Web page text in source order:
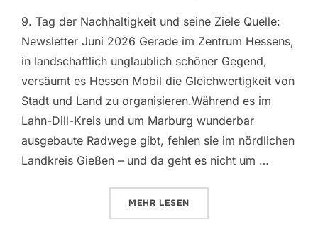
9. Tag der Nachhaltigkeit und seine Ziele Quelle:
Newsletter Juni 2026 Gerade im Zentrum Hessens,
in landschaftlich unglaublich schöner Gegend,
versäumt es Hessen Mobil die Gleichwertigkeit von
Stadt und Land zu organisieren.Während es im
Lahn-Dill-Kreis und um Marburg wunderbar
ausgebaute Radwege gibt, fehlen sie im nördlichen
Landkreis Gießen – und da geht es nicht um …
MEHR ÜBER „RADWEGE, DIE
LESEN